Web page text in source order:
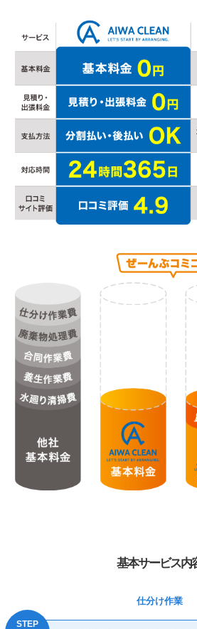
基本サービス内
仕分け作業